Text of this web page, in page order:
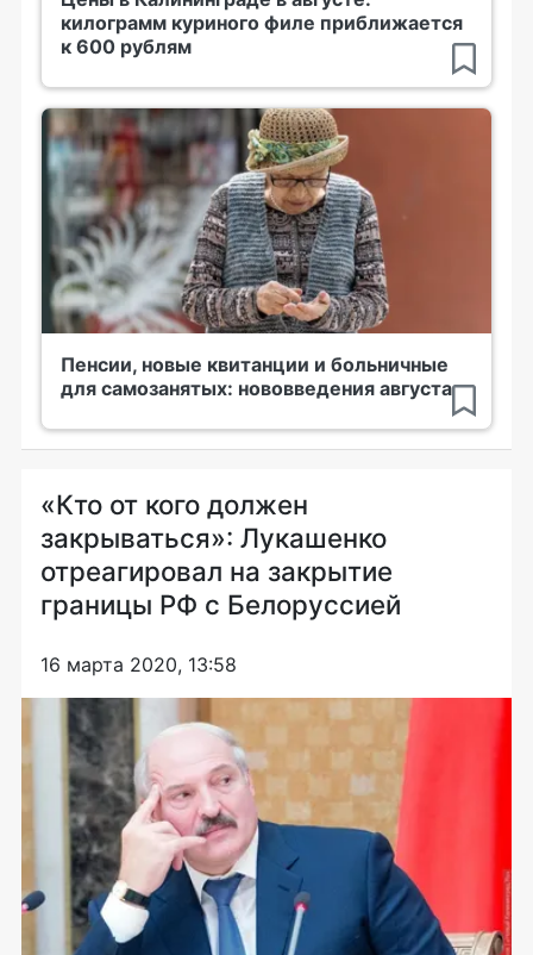
килограмм куриного филе приближается
к 600 рублям
Пенсии, новые квитанции и больничные
для самозанятых: нововведения августа
«Кто от кого должен
закрываться»: Лукашенко
отреагировал на закрытие
границы РФ с Белоруссией
16 марта 2020, 13:58